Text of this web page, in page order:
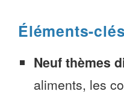
Éléments-clés
Neuf thèmes
aliments, les